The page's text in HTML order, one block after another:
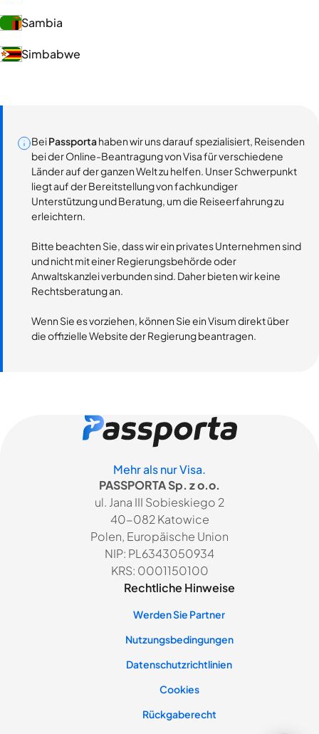
Sambia
Simbabwe
BeiPassportahaben wir uns darauf spezialisiert, Reisenden
bei der Online-Beantragung von Visa für verschiedene
Länder auf der ganzen Welt zu helfen. Unser Schwerpunkt
liegt auf der Bereitstellung von fachkundiger
Unterstützung und Beratung, um die Reiseerfahrung zu
erleichtern.
Bitte beachten Sie, dass wir ein privates Unternehmen sind
und nicht mit einer Regierungsbehörde oder
Anwaltskanzlei verbunden sind. Daher bieten wir keine
Rechtsberatung an.
Wenn Sie es vorziehen, können Sie ein Visum direkt über
die offizielle Website der Regierung beantragen.
Mehr als nur Visa.
PASSPORTA Sp. z o.o.
ul. Jana III Sobieskiego 2
40-082 Katowice
Polen, Europäische Union
NIP: PL6343050934
KRS: 0001150100
Rechtliche Hinweise
Werden Sie Partner
Nutzungsbedingungen
Datenschutzrichtlinien
Cookies
Rückgaberecht